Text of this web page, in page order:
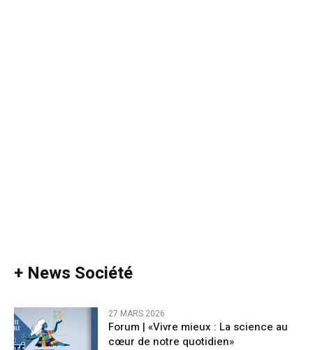
+ News Société
27 MARS 2026
Forum | «Vivre mieux : La science au
cœur de notre quotidien»